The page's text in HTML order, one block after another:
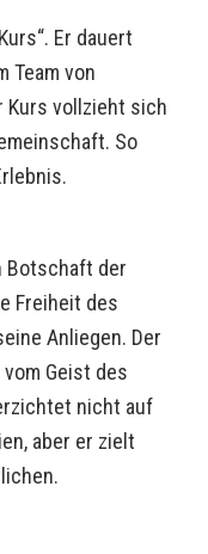
Er dauert
Team von
Kurs vollzieht sich
So
Botschaft der
Freiheit des
Anliegen. Der
Geist des
nicht auf
aber er zielt